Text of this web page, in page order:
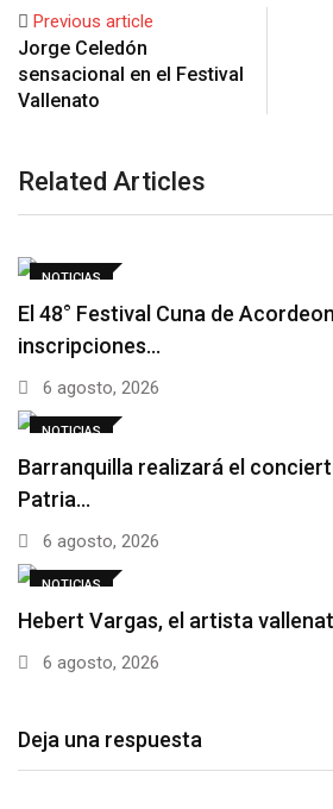
Previous article
Jorge Celedón
sensacional en el Festival‏
Vallenato
Related Articles
NOTICIAS
El 48° Festival Cuna de
inscripciones…
6 agosto, 2026
NOTICIAS
Barranquilla realizará el
Patria…
6 agosto, 2026
NOTICIAS
Hebert Vargas, el artista
6 agosto, 2026
Deja una respuesta